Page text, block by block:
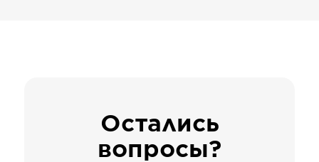
Остались
вопросы?